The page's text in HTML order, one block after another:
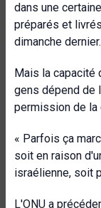
dans une
préparés et
dimanche dernier.
Mais la capacité
gens dépend de
permission de la
« Parfois ça
soit en raison
israélienne, soit
L'ONU a